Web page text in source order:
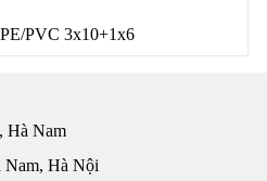
PVC 3x10+1x6
Hà Nam
Nam, Hà Nội